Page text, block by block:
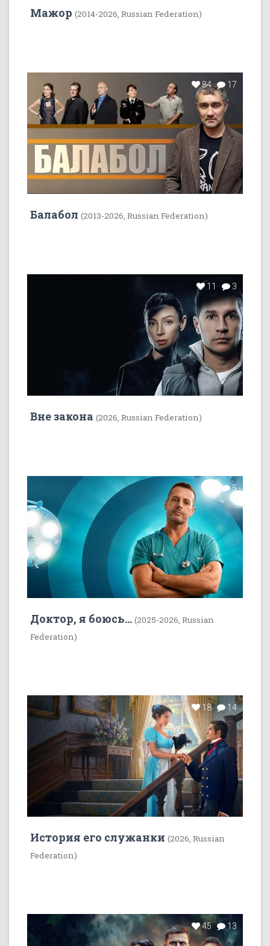
Мажор (2014-2026, Russian Federation)
84 17
Балабол (2013-2026, Russian Federation)
11 3
Вне закона (2026, Russian Federation)
7 5
Доктор, я боюсь... (2025-2026, Russian
Federation)
18 14
История его служанки (2026, Russian
Federation)
45 13